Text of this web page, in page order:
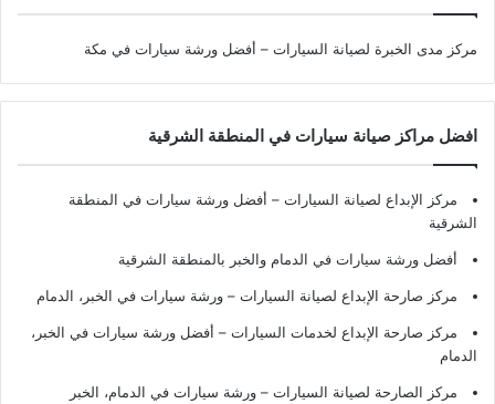
مركز مدى الخبرة لصيانة السيارات – أفضل ورشة سيارات في مكة
افضل مراكز صيانة سيارات في المنطقة الشرقية
مركز الإبداع لصيانة السيارات – أفضل ورشة سيارات في المنطقة
الشرقية
أفضل ورشة سيارات في الدمام والخبر بالمنطقة الشرقية
مركز صارحة الإبداع لصيانة السيارات – ورشة سيارات في الخبر، الدمام
مركز صارحة الإبداع لخدمات السيارات – أفضل ورشة سيارات في الخبر،
الدمام
مركز الصارحة لصيانة السيارات – ورشة سيارات في الدمام، الخبر